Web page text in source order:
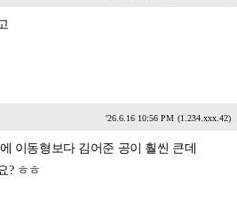
'26.6.16 10:56 PM (1.234.xxx.42)
이동형보다 김어준 공이 훨씬 큰데
? ㅎㅎ